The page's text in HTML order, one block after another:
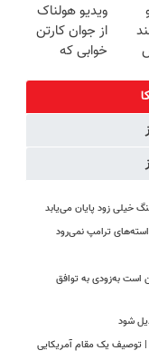
کبد55%تخفیف
ویدیو هولناک
از جوان کارتن
خوابی که
خیلی زود پایان می‌یابد
ترامپ نمی‌رود
است به‌زودی به توافق
شود
توصیف یک مقام آمریکایی